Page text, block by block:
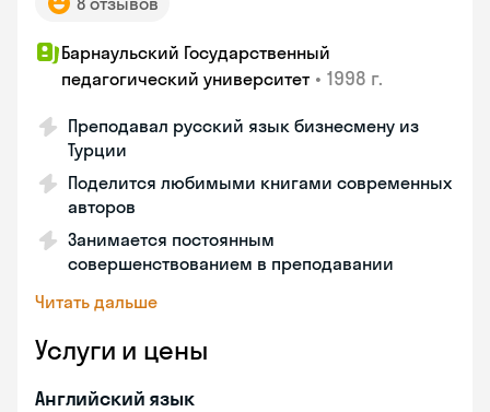
Барнаульский Государственный
педагогический университет • 1998 г.
Преподавал русский язык бизнесмену из
Турции
Поделится любимыми книгами современных
авторов
Занимается постоянным
совершенствованием в преподавании
Читать дальше
Услуги и цены
Английский язык